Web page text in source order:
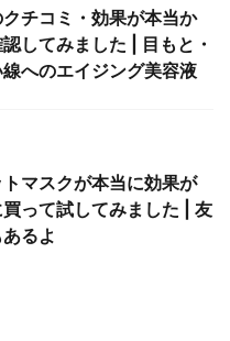
チコミ・効果が本当か
してみました | 目もと・
へのエイジング美容液
マスクが本当に効果が
って試してみました | 友
るよ